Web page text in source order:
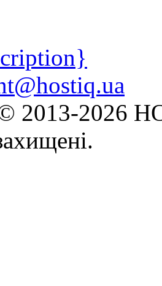
2013-2026